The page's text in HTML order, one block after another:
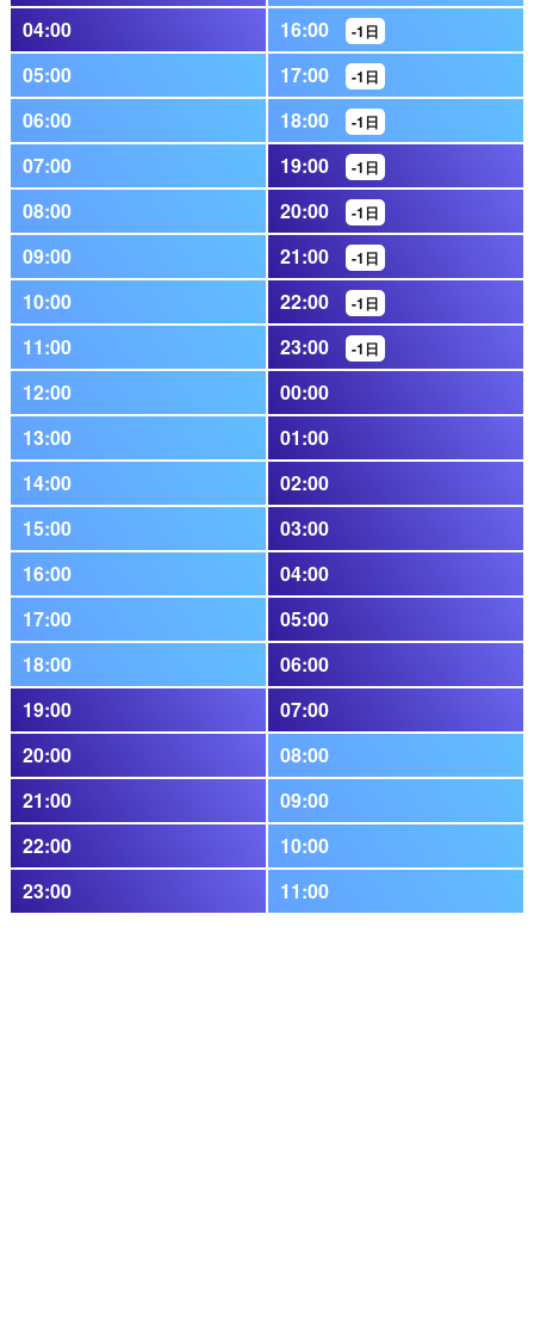
04:00 16:00 -1日
05:00 17:00 -1日
06:00 18:00 -1日
07:00 19:00 -1日
08:00 20:00 -1日
09:00 21:00 -1日
10:00 22:00 -1日
11:00 23:00 -1日
12:00
00:00
13:00
01:00
14:00
02:00
15:00
03:00
16:00
04:00
17:00
05:00
18:00
06:00
19:00
07:00
20:00
08:00
21:00
09:00
22:00
10:00
23:00
11:00